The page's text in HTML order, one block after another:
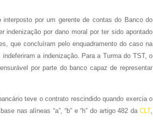
interposto por um gerente de contas do Banco do
indenização por dano moral por ter sido apontado
que concluíram pelo enquadramento do caso na
a indenização. Para a Turma do TST, o
por parte do banco capaz de representar
teve o contrato rescindido quando exercia o
nas alíneas “a”, “b” e “h” do artigo 482 daCLT,